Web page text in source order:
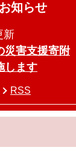
知らせ
新
災害支援寄附
します
RSS